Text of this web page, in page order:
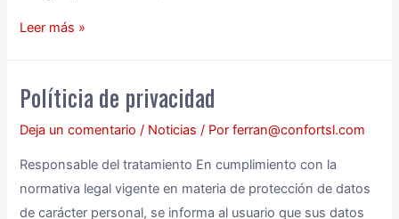
Leer más »
Políticia de privacidad
Deja un comentario / Noticias / Porferran@confortsl.com
Responsable del tratamiento En cumplimiento con la
normativa legal vigente en materia de protección de datos
de carácter personal, se informa al usuario que sus datos